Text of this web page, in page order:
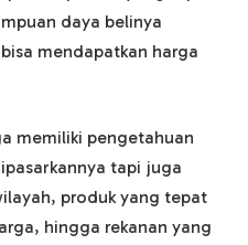
daya belinya
mendapatkan harga
memiliki pengetahuan
tapi juga
produk yang tepat
hingga rekanan yang